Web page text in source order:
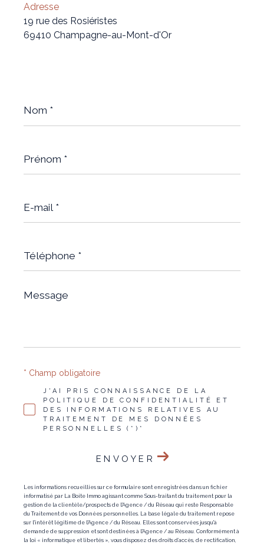
Adresse
19 rue des Rosiéristes
69410 Champagne-au-Mont-d'Or
*
*
mail
*
*
Message
*
J'AI PRIS CONNAISSANCE DE LA
POLITIQUE DE CONFIDENTIALITÉ ET
DES INFORMATIONS RELATIVES AU
TRAITEMENT DE MES DONNÉES
PERSONNELLES (*)*
* Champ obligatoire
ENVOYER
Les informations recueillies sur ce formulaire sont enregistrées dans un fichier
informatisé par La Boite Immo agissant comme Sous-traitant du traitement pour la
gestion de la clientèle/prospects de l'Agence / du Réseau qui reste Responsable
du Traitement de vos Données personnelles. La base légale du traitement repose
sur l'intérêt légitime de l'Agence / du Réseau. Elles sont conservées jusqu'à
demande de suppression et sont destinées à l'Agence / au Réseau. Conformément à
la loi « informatique et libertés », vous disposez des droits d’accès, de rectification,